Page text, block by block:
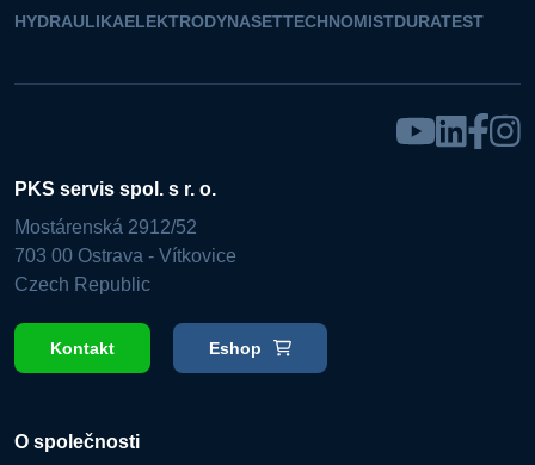
HYDRAULIKAELEKTRODYNASETTECHNOMISTDURATEST
PKS servis spol. s r. o.
Mostárenská 2912/52
703 00 Ostrava - Vítkovice
Czech Republic
Kontakt Eshop
O společnosti